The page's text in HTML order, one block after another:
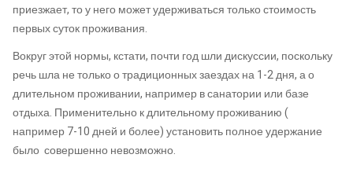
приезжает, то у него может удерживаться только стоимость
первых суток проживания.
Вокруг этой нормы, кстати, почти год шли дискуссии, поскольку
речь шла не только о традиционных заездах на 1-2 дня, а о
длительном проживании, например в санатории или базе
отдыха. Применительно к длительному проживанию (
например 7-10 дней и более) установить полное удержание
было совершенно невозможно.